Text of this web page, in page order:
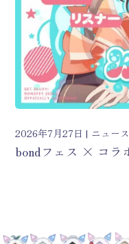
2026年7月27日 ニュース
bondフェス × コラ